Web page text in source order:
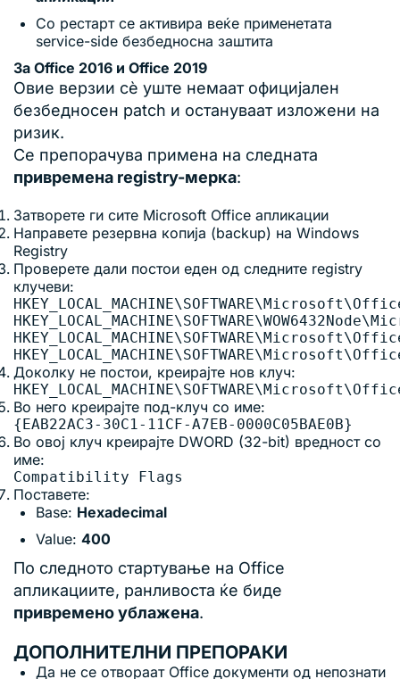
Со рестарт се активира веќе применетата
service-side безбедносна заштита
За Office 2016 и Office 2019
Овие верзии сè уште немаат официјален
безбедносен patch и остануваат изложени на
ризик.
Се препорачува примена на следната
привремена registry-мерка:
Затворете ги сите Microsoft Office апликации
Направете резервна копија (backup) на Windows
Registry
Проверете дали постои еден од следните registry
клучеви:
Доколку не постои, креирајте нов клуч:
Во него креирајте под-клуч со име:
Во овој клуч креирајте DWORD (32-bit) вредност со
име:
Поставете:
Base: Hexadecimal
Value: 400
По следното стартување на Office
апликациите, ранливоста ќе биде
привремено ублажена.
ДОПОЛНИТЕЛНИ ПРЕПОРАКИ
Да не се отвораат Office документи од непознати